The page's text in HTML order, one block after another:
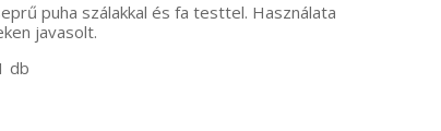
puha szálakkal és fa testtel. Használata
javasolt.
db